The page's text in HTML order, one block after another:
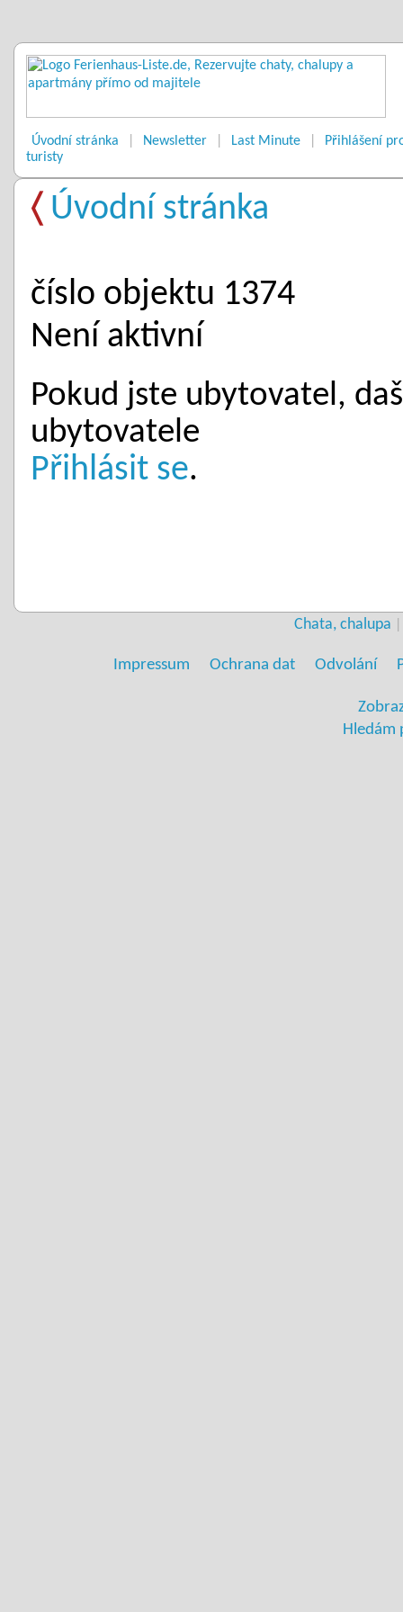
Úvodní stránka Newsletter Last Minute
Přihlášení
turisty
〈 Úvodní stránka
číslo objektu 1374
Není aktivní
Pokud jste ubytovatel,
ubytovatele
Přihlásit se.
Chata, chalupa
Impressum Ochrana dat Odvolání
Hledám